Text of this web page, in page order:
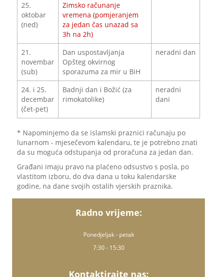
25.
oktobar
(ned)
Zimsko računanje
vremena (pomjeranjem
za jedan čas unazad sa
3h na 2h)
21.
novembar
(sub)
Dan uspostavljanja
Opšteg okvirnog
sporazuma za mir u BiH
neradni dan
24. i 25.
decembar
(čet-pet)
Badnji dan i Božić (za
rimokatolike)
neradni
dani
* Napominjemo da se islamski praznici računaju po
lunarnom - mjesečevom kalendaru, te je potrebno znati
da su moguća odstupanja od proračuna za jedan dan.
Građani imaju pravo na plaćeno odsustvo s posla, po
vlastitom izboru, do dva dana u toku kalendarske
godine, na dane svojih ostalih vjerskih praznika.
Radno vrijeme:
Ponedjeljak - petak
7:30 - 15:30
Kontaktirajte nas: